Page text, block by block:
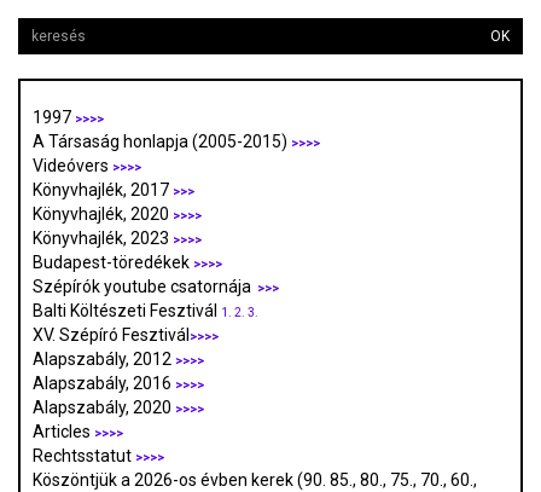
OK
1997 >>>>
A Társaság honlapja (2005-2015) >>>>
Videóvers >>>>
Könyvhajlék, 2017 >>>
Könyvhajlék, 2020 >>>>
Könyvhajlék, 2023 >>>>
Budapest-töredékek >>>>
Szépírók youtube csatornája >>>
Balti Költészeti Fesztivál 1. 2. 3.
XV. Szépíró Fesztivál >>>>
Alapszabály, 2012 >>>>
Alapszabály, 2016 >>>>
Alapszabály, 2020 >>>>
Articles >>>>
Rechtsstatut >>>>
Köszöntjük a 2026-os évben kerek (90. 85., 80., 75., 70., 60.,